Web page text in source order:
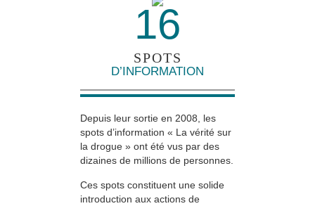
16
SPOTS
D’INFORMATION
Depuis leur sortie en 2008, les
spots d’information « La vérité sur
la drogue » ont été vus par des
dizaines de millions de personnes.
Ces spots constituent une solide
introduction aux actions de